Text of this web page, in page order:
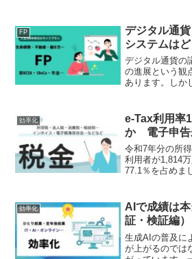
物理的な「体」
判断する技術を
FP
デジタル通
システムは
デジタル通貨の
の進展という観
あります。しか
な規制のもとで
己資本規制、流
効率化
e-Tax利用率
か 電子申告
令和7年分の所
利用者が1,814
77.1％を占めま
き、紙の申告書
でした...
効率化
AIで成績は
証・検証編）
生成AIの普及に
が上がるのでは